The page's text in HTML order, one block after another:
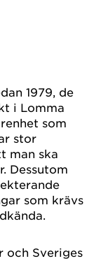
1979, de
i Lomma
som
stor
man ska
Dessutom
som krävs
och Sveriges